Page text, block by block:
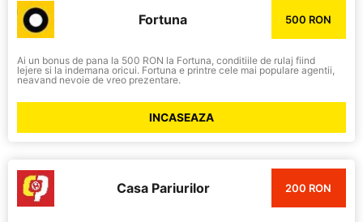
Fortuna 500 RON
Ai un bonus de pana la 500 RON la Fortuna, conditiile de rulaj fiind
lejere si la indemana oricui. Fortuna e printre cele mai populare agentii,
neavand nevoie de vreo prezentare.
INCASEAZA
Casa Pariurilor 200 RON